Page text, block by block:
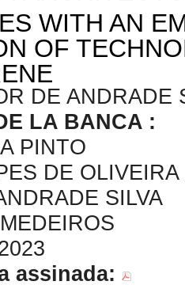
WITH AN
OF
DE ANDRADE
LA BANCA :
PINTO
DE OLIVEIRA
SILVA
assinada: